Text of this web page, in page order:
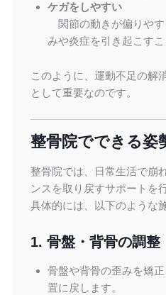
ケガをしやすい
関節の動きが偏りや
みや炎症を引き起こすこ
このように、運動不足の解
として重要なのです。
整骨院でできる姿
整骨院では、日常生活で崩
ンスを取り戻すサポートを
具体的には、以下のような
1. 骨盤・背骨の調整
骨盤や背骨の歪みを矯
置に戻します。